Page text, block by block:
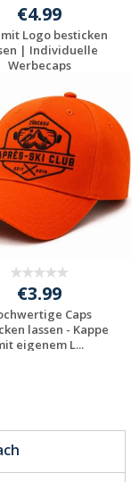
€4.99
mit Logo besticken
| Individuelle
Werbecaps
Jetzt Angebot
anfordern
€3.99
Caps
lassen - Kappe
eigenem L...